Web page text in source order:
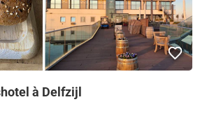
à Delfzijl